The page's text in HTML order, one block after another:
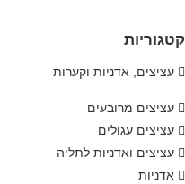
קטגוריות
עציצים, אדניות וקערות
עציצים מרובעים
עציצים עגולים
עציצים ואדניות לתליה
אדניות